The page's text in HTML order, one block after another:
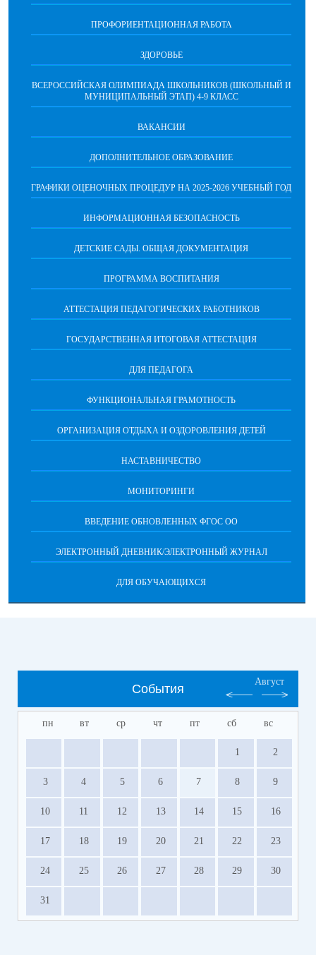
ПРОФОРИЕНТАЦИОННАЯ РАБОТА
ЗДОРОВЬЕ
ВСЕРОССИЙСКАЯ ОЛИМПИАДА ШКОЛЬНИКОВ (ШКОЛЬНЫЙ И
МУНИЦИПАЛЬНЫЙ ЭТАП) 4-9 КЛАСС
ВАКАНСИИ
ДОПОЛНИТЕЛЬНОЕ ОБРАЗОВАНИЕ
ГРАФИКИ ОЦЕНОЧНЫХ ПРОЦЕДУР НА 2025-2026 УЧЕБНЫЙ ГОД
ИНФОРМАЦИОННАЯ БЕЗОПАСНОСТЬ
ДЕТСКИЕ САДЫ. ОБЩАЯ ДОКУМЕНТАЦИЯ
ПРОГРАММА ВОСПИТАНИЯ
АТТЕСТАЦИЯ ПЕДАГОГИЧЕСКИХ РАБОТНИКОВ
ГОСУДАРСТВЕННАЯ ИТОГОВАЯ АТТЕСТАЦИЯ
ДЛЯ ПЕДАГОГА
ФУНКЦИОНАЛЬНАЯ ГРАМОТНОСТЬ
ОРГАНИЗАЦИЯ ОТДЫХА И ОЗДОРОВЛЕНИЯ ДЕТЕЙ
НАСТАВНИЧЕСТВО
МОНИТОРИНГИ
ВВЕДЕНИЕ ОБНОВЛЕННЫХ ФГОС ОО
ЭЛЕКТРОННЫЙ ДНЕВНИК/ЭЛЕКТРОННЫЙ ЖУРНАЛ
ДЛЯ ОБУЧАЮЩИХСЯ
События
Август
пн вт ср чт пт сб вс
1 2
3 4 5 6 7 8 9
10 11 12 13 14 15 16
17 18 19 20 21 22 23
24 25 26 27 28 29 30
31